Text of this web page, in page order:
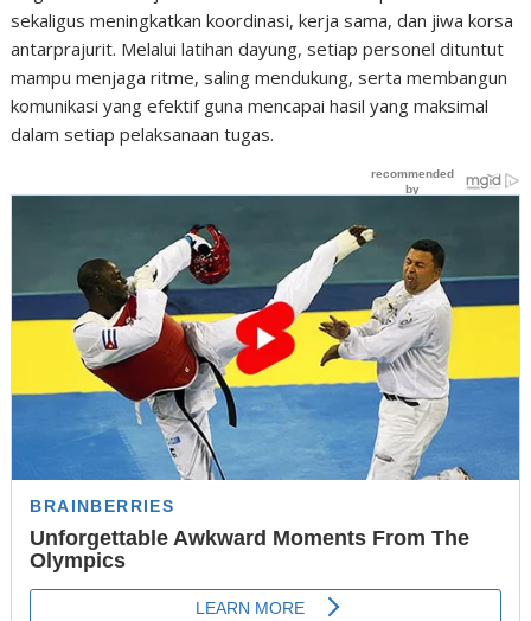
sekaligus meningkatkan koordinasi, kerja sama, dan jiwa korsa
antarprajurit. Melalui latihan dayung, setiap personel dituntut
mampu menjaga ritme, saling mendukung, serta membangun
komunikasi yang efektif guna mencapai hasil yang maksimal
dalam setiap pelaksanaan tugas.